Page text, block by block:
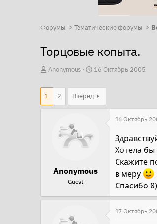
Форумы Тематические форумы
Торцовые копыта.
А
о
Anonymous
Д
а
а
16 Октябрь 2005
1 2 Вперёд
Anonymous
Guest
16 Октябрь
Хотела бы
Скажите
в меру
Спасибо 8)
17 Октябрь